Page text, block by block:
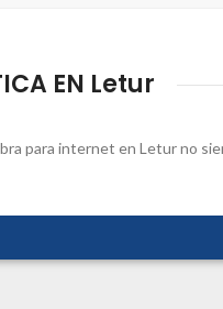
EN Letur
para internet en Letur no